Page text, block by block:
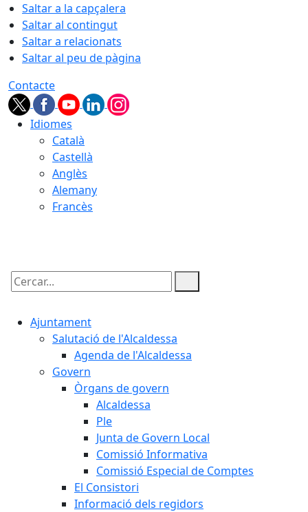
Saltar a la capçalera
Saltar al contingut
Saltar a relacionats
Saltar al peu de pàgina
Contacte
Idiomes
Català
Castellà
Anglès
Alemany
Francès
Cercar:
Ajuntament
Salutació de l'Alcaldessa
Agenda de l'Alcaldessa
Govern
Òrgans de govern
Alcaldessa
Ple
Junta de Govern Local
Comissió Informativa
Comissió Especial de Comptes
El Consistori
Informació dels regidors